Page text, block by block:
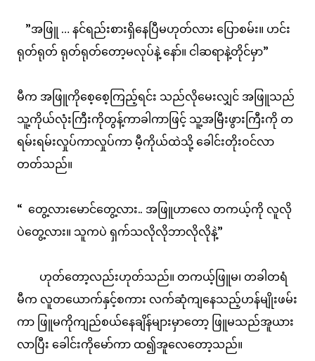
”အဖြူ … နင်ရည်းစားရှိနေပြီမဟုတ်လား ပြောစမ်း။ ဟင်း
ရုတ်ရုတ် ရုတ်ရုတ်တော့မလုပ်နဲ့ နော်။ ငါဆရာနဲ့တိုင်မှာ”
မီက အဖြူကိုစေ့စေ့ကြည့်ရင်း သည်လိုမေးလျှင် အဖြူသည်
သူ့ကိုယ်လုံးကြီးကိုတွန့်ကာခါကာဖြင့် သူ့အမြီးဖွားကြီးကို တ
ရမ်းရမ်းလှုပ်ကာလှုပ်ကာ မီ့ကိုယ်ထဲသို့ ခေါင်းတိုးဝင်လာ
တတ်သည်။
“ တွေ့လားမောင်တွေ့လား.. အဖြူဟာလေ တကယ့်ကို လူလို
ပဲတွေ့လား။ သူကပဲ ရှက်သလိုလိုဘာလိုလိုနဲ့”
ဟုတ်တော့လည်းဟုတ်သည်။ တကယ့်ဖြူမ၊ တခါတရံ
မီက လူတယောက်နှင့်စကား လက်ဆုံကျနေသည့်ဟန်မျိုးဖမ်း
ကာ ဖြူမကိုကျည်စယ်နေချိန်များမှာတော့ ဖြူမသည်အူယား
လာပြီး ခေါင်းကိုမော်ကာ ထ၍အူလေတော့သည်။